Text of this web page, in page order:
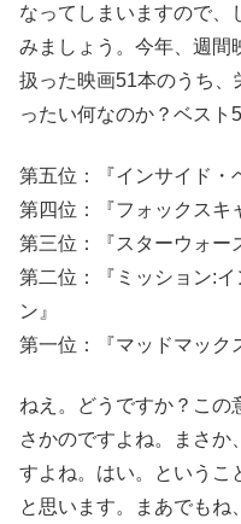
なってしまいますので、
みましょう。今年、週間
扱った映画51本のうち
ったい何なのか？ベスト
第五位：『インサイド・
第四位：『フォックスキ
第三位：『スターウォー
第二位：『ミッション:
ン』
第一位：『マッドマッ
ねえ。どうですか？この
さかのですよね。まさか
すよね。はい。というこ
と思います。まあでもね